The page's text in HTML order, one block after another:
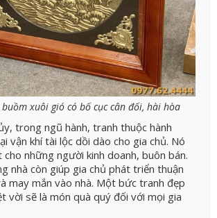
xuôi gió có bố cục cân đối, hài hòa
trong ngũ hành, tranh thuộc hành
vận khí tài lộc dồi dào cho gia chủ. Nó
những người kinh doanh, buôn bán.
nhà còn giúp gia chủ phát triển thuận
may mắn vào nhà. Một bức tranh đẹp
vời sẽ là món quà quý đối với mọi gia